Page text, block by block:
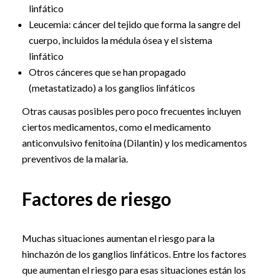
linfático
Leucemia: cáncer del tejido que forma la sangre del
cuerpo, incluidos la médula ósea y el sistema
linfático
Otros cánceres que se han propagado
(metastatizado) a los ganglios linfáticos
Otras causas posibles pero poco frecuentes incluyen
ciertos medicamentos, como el medicamento
anticonvulsivo fenitoína (Dilantin) y los medicamentos
preventivos de la malaria.
Factores de riesgo
Muchas situaciones aumentan el riesgo para la
hinchazón de los ganglios linfáticos. Entre los factores
que aumentan el riesgo para esas situaciones están los